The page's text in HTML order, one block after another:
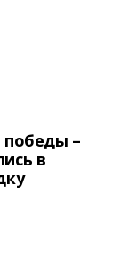
победы –
в